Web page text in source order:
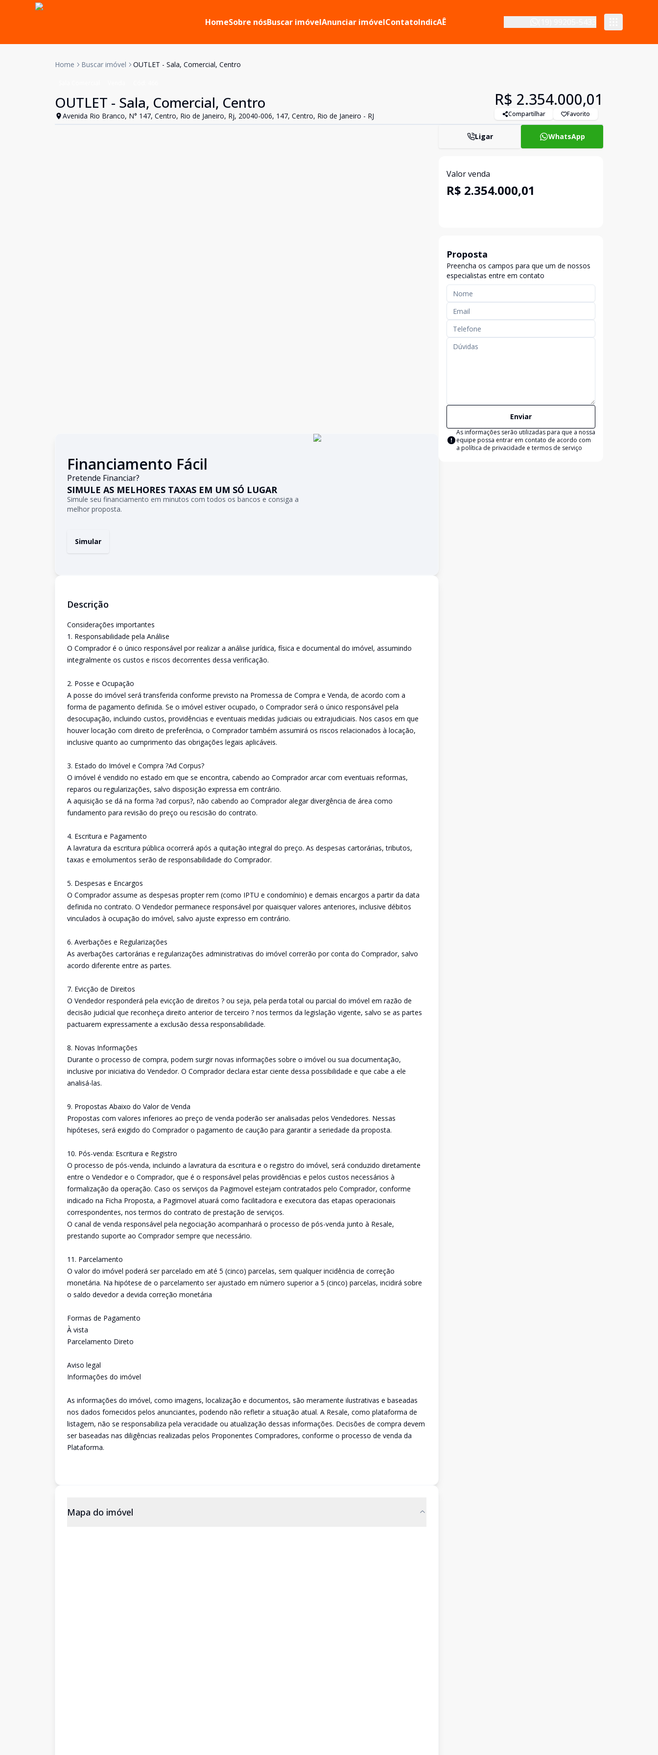
HomeSobre nósBuscar imóvelAnunciar imóvelContatoIndicAÊ
Home Buscar imóvel OUTLET - Sala, Comercial, Centro
OUTLET - Sala, Comercial, Centro
Avenida Rio Branco, N° 147, Centro, Rio de Janeiro, Rj, 20040-006, 147, Centro, Rio de Janeiro - RJ
R$ 2.354.000,01
Compartilhar Favorito
Financiamento Fácil
Pretende Financiar?
SIMULE AS MELHORES TAXAS EM UM SÓ LUGAR
Simule seu financiamento em minutos com todos os bancos e consiga a
melhor proposta.
Simular
Descrição
Considerações importantes
1. Responsabilidade pela Análise
O Comprador é o único responsável por realizar a análise jurídica, física e documental do imóvel, assumindo
integralmente os custos e riscos decorrentes dessa verificação.
2. Posse e Ocupação
A posse do imóvel será transferida conforme previsto na Promessa de Compra e Venda, de acordo com a
forma de pagamento definida. Se o imóvel estiver ocupado, o Comprador será o único responsável pela
desocupação, incluindo custos, providências e eventuais medidas judiciais ou extrajudiciais. Nos casos em que
houver locação com direito de preferência, o Comprador também assumirá os riscos relacionados à locação,
inclusive quanto ao cumprimento das obrigações legais aplicáveis.
3. Estado do Imóvel e Compra ?Ad Corpus?
O imóvel é vendido no estado em que se encontra, cabendo ao Comprador arcar com eventuais reformas,
reparos ou regularizações, salvo disposição expressa em contrário.
A aquisição se dá na forma ?ad corpus?, não cabendo ao Comprador alegar divergência de área como
fundamento para revisão do preço ou rescisão do contrato.
4. Escritura e Pagamento
A lavratura da escritura pública ocorrerá após a quitação integral do preço. As despesas cartorárias, tributos,
taxas e emolumentos serão de responsabilidade do Comprador.
5. Despesas e Encargos
O Comprador assume as despesas propter rem (como IPTU e condomínio) e demais encargos a partir da data
definida no contrato. O Vendedor permanece responsável por quaisquer valores anteriores, inclusive débitos
vinculados à ocupação do imóvel, salvo ajuste expresso em contrário.
6. Averbações e Regularizações
As averbações cartorárias e regularizações administrativas do imóvel correrão por conta do Comprador, salvo
acordo diferente entre as partes.
7. Evicção de Direitos
O Vendedor responderá pela evicção de direitos ? ou seja, pela perda total ou parcial do imóvel em razão de
decisão judicial que reconheça direito anterior de terceiro ? nos termos da legislação vigente, salvo se as partes
pactuarem expressamente a exclusão dessa responsabilidade.
8. Novas Informações
Durante o processo de compra, podem surgir novas informações sobre o imóvel ou sua documentação,
inclusive por iniciativa do Vendedor. O Comprador declara estar ciente dessa possibilidade e que cabe a ele
analisá-las.
9. Propostas Abaixo do Valor de Venda
Propostas com valores inferiores ao preço de venda poderão ser analisadas pelos Vendedores. Nessas
hipóteses, será exigido do Comprador o pagamento de caução para garantir a seriedade da proposta.
10. Pós-venda: Escritura e Registro
O processo de pós-venda, incluindo a lavratura da escritura e o registro do imóvel, será conduzido diretamente
entre o Vendedor e o Comprador, que é o responsável pelas providências e pelos custos necessários à
formalização da operação. Caso os serviços da Pagimovel estejam contratados pelo Comprador, conforme
indicado na Ficha Proposta, a Pagimovel atuará como facilitadora e executora das etapas operacionais
correspondentes, nos termos do contrato de prestação de serviços.
O canal de venda responsável pela negociação acompanhará o processo de pós-venda junto à Resale,
prestando suporte ao Comprador sempre que necessário.
11. Parcelamento
O valor do imóvel poderá ser parcelado em até 5 (cinco) parcelas, sem qualquer incidência de correção
monetária. Na hipótese de o parcelamento ser ajustado em número superior a 5 (cinco) parcelas, incidirá sobre
o saldo devedor a devida correção monetária
Formas de Pagamento
À vista
Parcelamento Direto
Aviso legal
Informações do imóvel
As informações do imóvel, como imagens, localização e documentos, são meramente ilustrativas e baseadas
nos dados fornecidos pelos anunciantes, podendo não refletir a situação atual. A Resale, como plataforma de
listagem, não se responsabiliza pela veracidade ou atualização dessas informações. Decisões de compra devem
ser baseadas nas diligências realizadas pelos Proponentes Compradores, conforme o processo de venda da
Plataforma.
Mapa do imóvel
Ligar WhatsApp
Valor venda
R$ 2.354.000,01
Proposta
Preencha os campos para que um de nossos
especialistas entre em contato
Enviar
As informações serão utilizadas para que a nossa
equipe possa entrar em contato de acordo com
a política de privacidade e termos de serviço